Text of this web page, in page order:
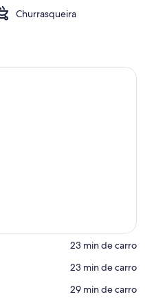
Churrasqueira
‪23 min de carro‬
‪23 min de carro‬
‪29 min de carro‬